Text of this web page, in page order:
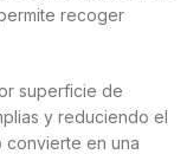
recoger
superficie de
y reduciendo el
convierte en una